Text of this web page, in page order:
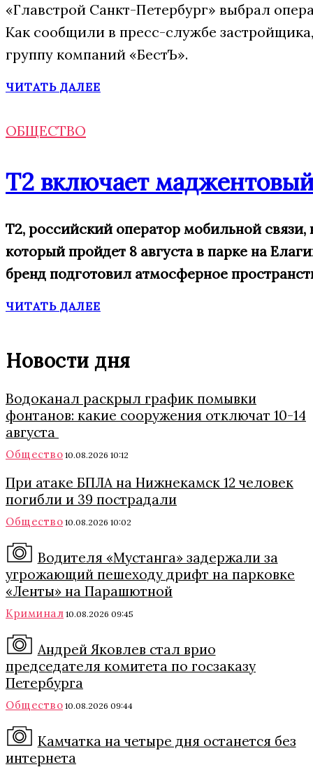
«Главстрой Санкт-Петербург» выбрал
Как сообщили в пресс-службе
группу компаний «БестЪ».
ЧИТАТЬ ДАЛЕЕ
ОБЩЕСТВО
Т2 включает
Т2, российский оператор мобильной
который пройдет 8 августа в парке на
бренд подготовил атмосферное
ЧИТАТЬ ДАЛЕЕ
Новости дня
Водоканал раскрыл график помывки
фонтанов: какие сооружения отключат 10-14
августа
Общество 10.08.2026 10:12
При атаке БПЛА на Нижнекамск 12 человек
погибли и 39 пострадали
Общество 10.08.2026 10:02
Водителя «Мустанга» задержали за
угрожающий пешеходу дрифт на парковке
«Ленты» на Парашютной
Криминал 10.08.2026 09:45
Андрей Яковлев стал врио
председателя комитета по госзаказу
Петербурга
Общество 10.08.2026 09:44
Камчатка на четыре дня останется без
интернета